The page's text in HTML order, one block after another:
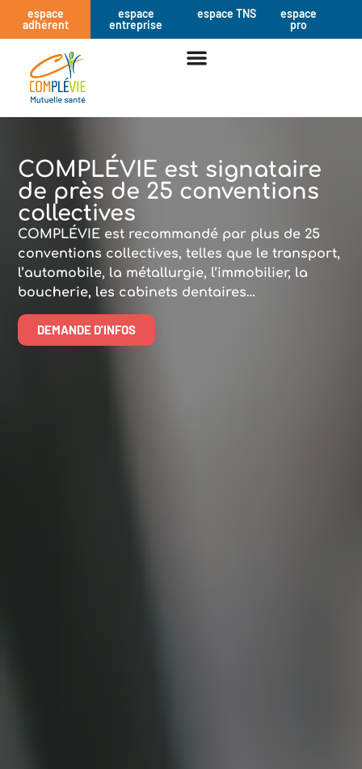
espace
adhérent
espace
entreprise
espace TNS
espace
pro
COMPLÉVIE est signataire
de près de 25 conventions
collectives
COMPLÉVIE est recommandé par plus de 25
conventions collectives, telles que le transport,
l’automobile, la métallurgie, l’immobilier, la
boucherie, les cabinets dentaires…
DEMANDE D'INFOS